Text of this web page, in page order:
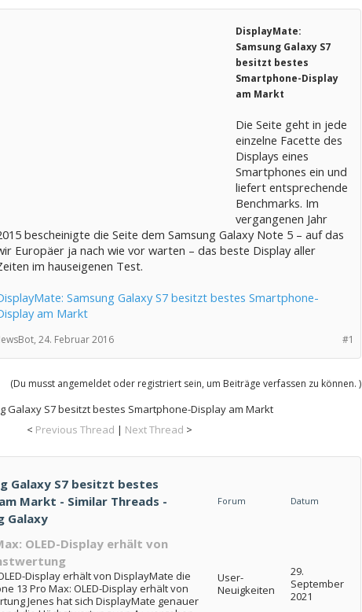
DisplayMate:
Samsung Galaxy S7
besitzt bestes
Smartphone-Display
am Markt
Die Seite geht in jede
einzelne Facette des
Displays eines
Smartphones ein und
liefert entsprechende
Benchmarks. Im
vergangenen Jahr
bescheinigte die Seite dem Samsung Galaxy Note 5 – auf das
Europäer ja nach wie vor warten – das beste Display aller
im hauseigenen Test.
Samsung Galaxy S7 besitzt bestes Smartphone-
am Markt
#1
24. Februar 2016
(Du musst angemeldet oder registriert sein, um Beiträge verfassen zu können. )
Galaxy S7 besitzt bestes Smartphone-Display am Markt
< Previous Thread | Next Thread >
Galaxy S7 besitzt bestes
Markt - Similar Threads -
Galaxy
Forum Datum
OLED-Display erhält von
Display erhält von DisplayMate die
13 Pro Max: OLED-Display erhält von
Jenes hat sich DisplayMate genauer
User-
Neuigkeiten
29.
September
2021